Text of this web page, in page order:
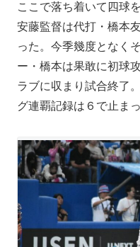
ここで落ち着いて四球
安藤監督は代打・橋本
った。今季幾度となく
ー・橋本は果敢に初球
ラブに収まり試合終了
グ連覇記録は６で止まっ